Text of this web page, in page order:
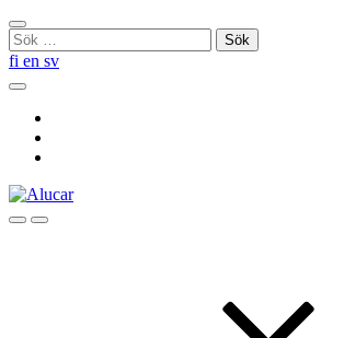
Skip
to
content
Stäng
sökningen
Sök
efter:
fi en sv
Sök
SökMenu